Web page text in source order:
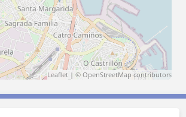
Leaflet | © OpenStreetMapcontributors